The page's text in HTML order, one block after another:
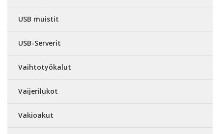
USB muistit
USB-Serverit
Vaihtotyökalut
Vaijerilukot
Vakioakut